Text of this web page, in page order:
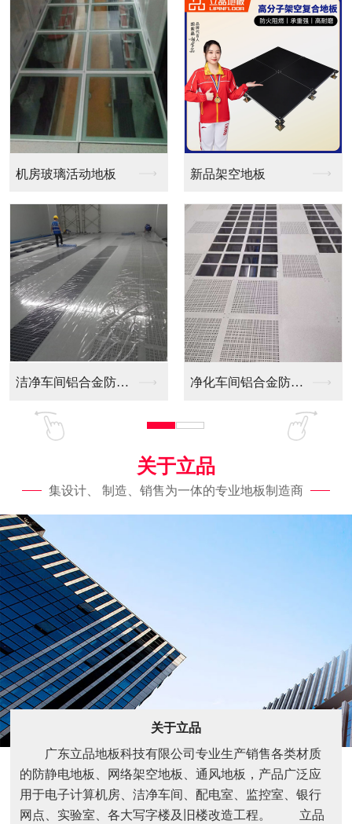
新品架空地板
净化车间铝合金防静电... 全铝防静电地板
关于立品
集设计、 制造、销售为一体的专业地板制造商
关于立品
广东立品地板科技有限公司专业生产销售各类材质
的防静电地板、网络架空地板、通风地板，产品广泛应
用于电子计算机房、洁净车间、配电室、监控室、银行
网点、实验室、各大写字楼及旧楼改造工程。 立品